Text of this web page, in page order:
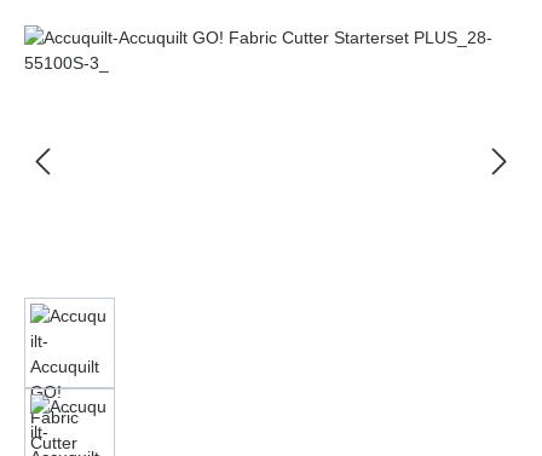
Bildergalerie überspringen